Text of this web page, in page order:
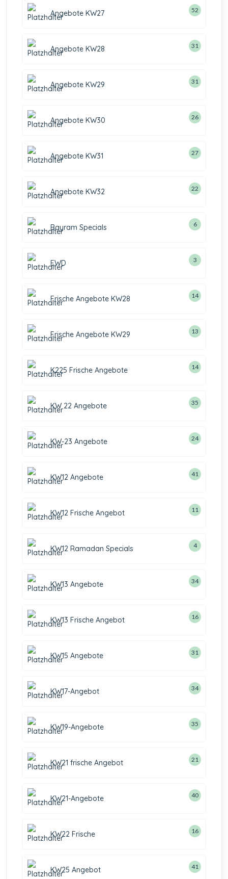
Angebote KW27 52
Angebote KW28 31
Angebote KW29 31
Angebote KW30 26
Angebote KW31 27
Angebote KW32 22
Bayram Specials 6
EWD 3
Frische Angebote KW28 14
Frische Angebote KW29 13
K225 Frische Angebote 14
KW 22 Angebote 35
KW-23 Angebote 24
KW12 Angebote 41
KW12 Frische Angebot 11
KW12 Ramadan Specials 4
KW13 Angebote 34
KW13 Frische Angebot 16
KW15 Angebote 31
KW17-Angebot 34
KW19-Angebote 35
KW21 frische Angebot 21
KW21-Angebote 40
KW22 Frische 16
KW25 Angebot 41